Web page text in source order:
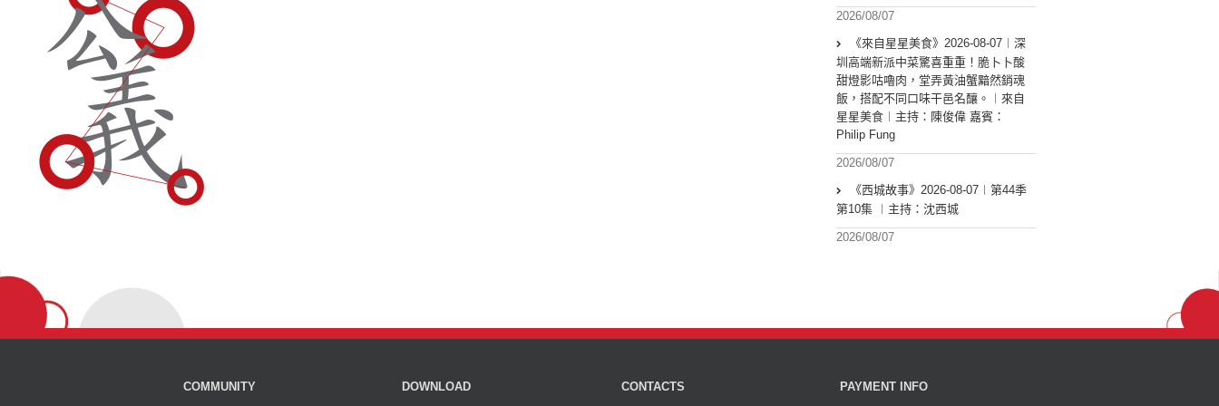
2026/08/07
《來自星星美食》2026-08-07︱深
圳高端新派中菜驚喜重重！脆卜卜酸
甜燈影咕嚕肉，堂弄黃油蟹黯然銷魂
飯，搭配不同口味干邑名釀。︱來自
星星美食︱主持：陳俊偉 嘉賓：
Philip Fung
2026/08/07
《西城故事》2026-08-07︱第44季
第10集 ︱主持：沈西城
2026/08/07
COMMUNITY DOWNLOAD CONTACTS PAYMENT INFO